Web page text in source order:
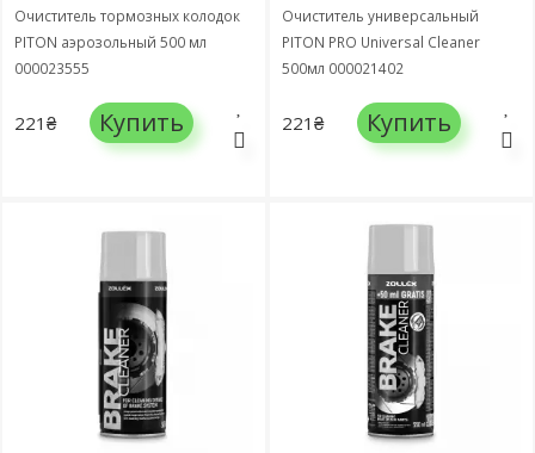
Очиститель тормозных колодок
PITON аэрозольный 500 мл
000023555
221₴ Купить
Очиститель универсальный
PITON PRO Universal Cleaner
500мл 000021402
221₴ Купить